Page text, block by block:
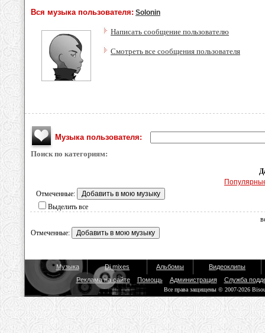
Вся музыка пользователя: Solonin
Написать сообщение пользователю
Смотреть все сообщения пользователя
Музыка пользователя:
Поиск по категориям:
Отмеченные:
Выделить все
Отмеченные:
Музыка Dj mixes Альбомы
Видеоклипы
Реклама на сайте
Помощь Администрация Служба
Все права защищены © 2007-2026